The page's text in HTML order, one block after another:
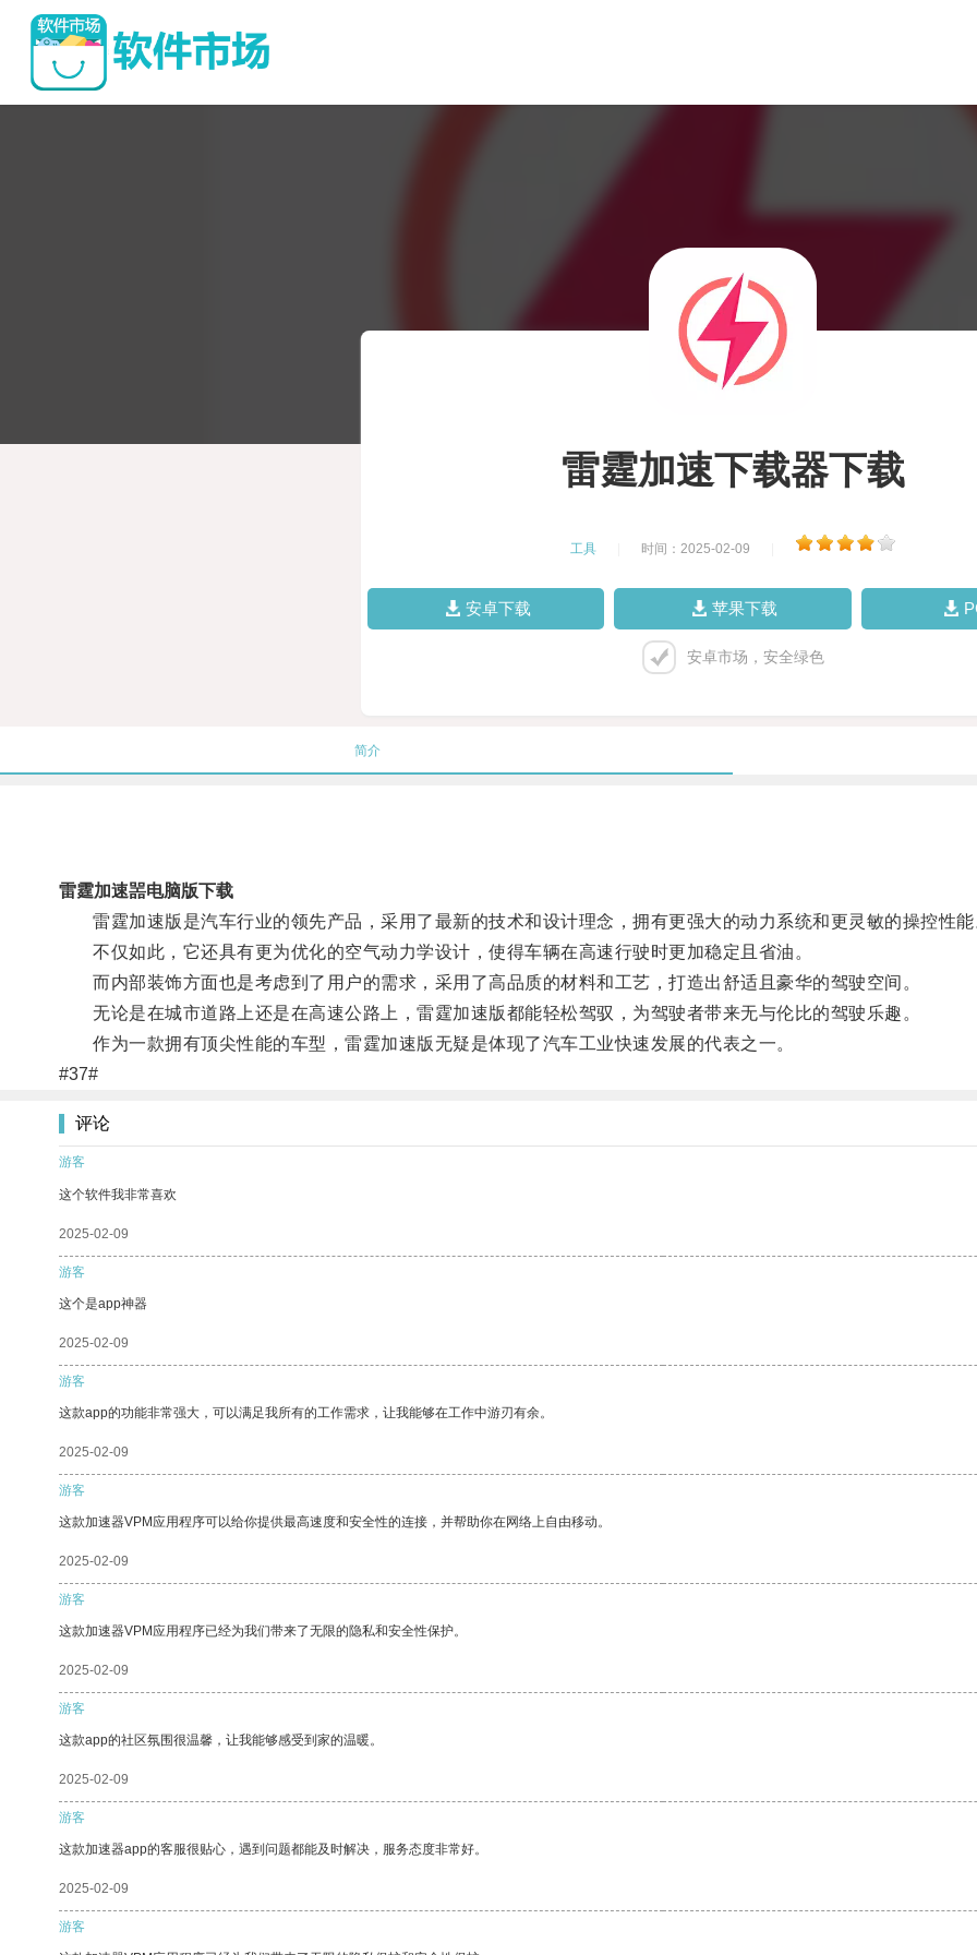
雷霆加速下载器下载
工具 时间：2025-02-09
安卓下载 苹果下载
安卓市场，安全绿色
简介
雷霆加速噐电脑版下载
雷霆加速版是汽车行业的领先产品，采用了最新的技术和设计理念，拥有更强大的动力系统和更灵敏的操控性能
不仅如此，它还具有更为优化的空气动力学设计，使得车辆在高速行驶时更加稳定且省油。
而内部装饰方面也是考虑到了用户的需求，采用了高品质的材料和工艺，打造出舒适且豪华的驾驶空间。
无论是在城市道路上还是在高速公路上，雷霆加速版都能轻松驾驭，为驾驶者带来无与伦比的驾驶乐趣。
作为一款拥有顶尖性能的车型，雷霆加速版无疑是体现了汽车工业快速发展的代表之一。
#37#
评论
游客
这个软件我非常喜欢
2025-02-09
游客
这个是app神器
2025-02-09
游客
这款app的功能非常强大，可以满足我所有的工作需求，让我能够在工作中游刃有余。
2025-02-09
游客
这款加速器VPM应用程序可以给你提供最高速度和安全性的连接，并帮助你在网络上自由移动。
2025-02-09
游客
这款加速器VPM应用程序已经为我们带来了无限的隐私和安全性保护。
2025-02-09
游客
这款app的社区氛围很温馨，让我能够感受到家的温暖。
2025-02-09
游客
这款加速器app的客服很贴心，遇到问题都能及时解决，服务态度非常好。
2025-02-09
游客